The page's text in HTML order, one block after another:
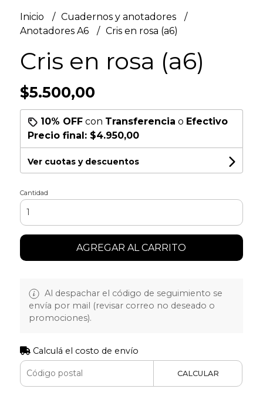
Inicio
Cuadernos y anotadores
Anotadores A6
Cris en rosa (a6)
Cris en rosa (a6)
$5.500,00
10% OFFcon Transferencia o Efectivo
Precio final: $4.950,00
Ver cuotas y descuentos
Cantidad
AGREGAR AL CARRITO
Al despachar el código de seguimiento se
envía por mail (revisar correo no deseado o
promociones).
Calculá el costo de envío
CALCULAR